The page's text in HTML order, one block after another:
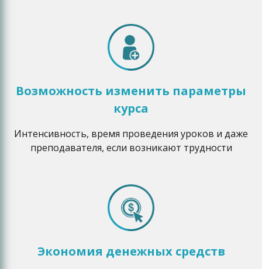
Возможность изменить параметры
курса
Интенсивность, время проведения уроков и даже
преподавателя, если возникают трудности
Экономия денежных средств